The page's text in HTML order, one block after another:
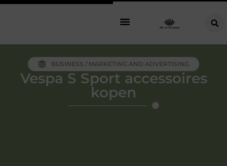
BUSINESS / MARKETING AND ADVERTISING
Vespa S Sport accessoires
kopen